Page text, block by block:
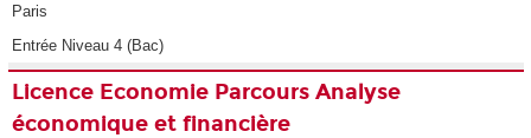
Paris
Entrée Niveau 4 (Bac)
Licence Economie Parcours Analyse
économique et financière